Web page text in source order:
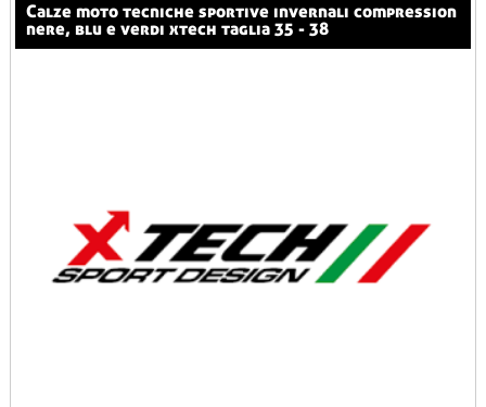
calze moto tecniche sportive invernali compression
nere, blu e verdi xtech taglia 35 - 38